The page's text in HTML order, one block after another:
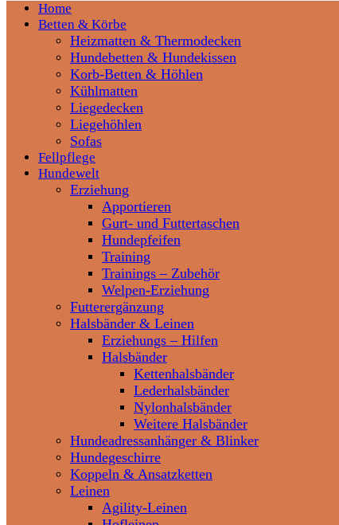
Home
Betten & Körbe
Heizmatten & Thermodecken
Hundebetten & Hundekissen
Korb-Betten & Höhlen
Kühlmatten
Liegedecken
Liegehöhlen
Sofas
Fellpflege
Hundewelt
Erziehung
Apportieren
Gurt- und Futtertaschen
Hundepfeifen
Training
Trainings – Zubehör
Welpen-Erziehung
Futterergänzung
Halsbänder & Leinen
Erziehungs – Hilfen
Halsbänder
Kettenhalsbänder
Lederhalsbänder
Nylonhalsbänder
Weitere Halsbänder
Hundeadressanhänger & Blinker
Hundegeschirre
Koppeln & Ansatzketten
Leinen
Agility-Leinen